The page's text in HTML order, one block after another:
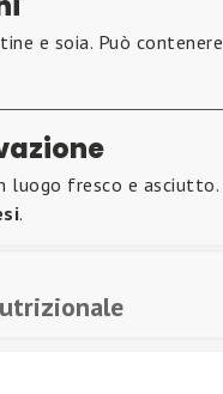
e soia. Può contenere
luogo fresco e asciutto.
.